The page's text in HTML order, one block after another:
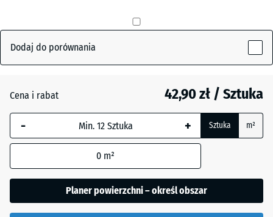
Szary
łupkowy
Zielony
trawiasty
+ 4,20 zł
niebiesko
obramowany
obliczenia
danych produktu
x
Dodaj do porównania
Cena i rabat 42,90 zł / Sztuka
- + Sztuka m²
0 m²
Planer powierzchni – określ obszar